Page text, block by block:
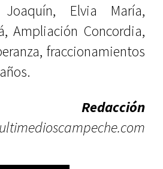
Elvia María,
Ampliación Concordia,
fraccionamientos
Redacción